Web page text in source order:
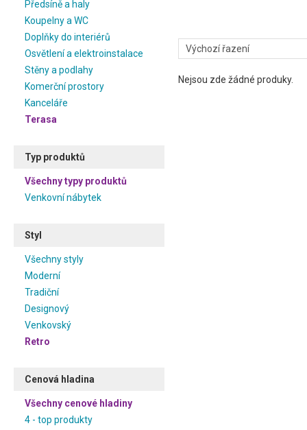
Předsíně a haly
Koupelny a WC
Doplňky do interiérů
Osvětlení a elektroinstalace
Stěny a podlahy
Komerční prostory
Kanceláře
Terasa
Typ produktů
Všechny typy produktů
Venkovní nábytek
Styl
Všechny styly
Moderní
Tradiční
Designový
Venkovský
Retro
Cenová hladina
Všechny cenové hladiny
4 - top produkty
Nejsou zde žádné produky.